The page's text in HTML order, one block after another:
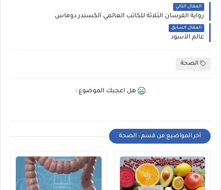
المقال التالي
رواية الفرسان الثلاثة للكاتب العالمي ألكسندر دوماس
المقال السابق
عالم الأسود
الصحة
هل اعجبك الموضوع :
أخر المواضيع من قسم : الصحة